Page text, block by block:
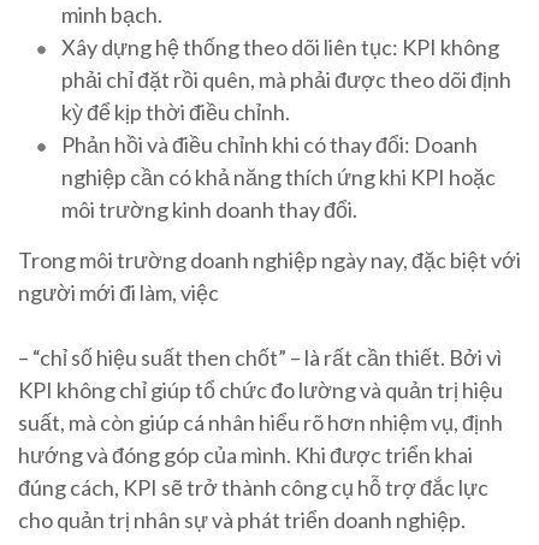
minh bạch.
Xây dựng hệ thống theo dõi liên tục: KPI không
phải chỉ đặt rồi quên, mà phải được theo dõi định
kỳ để kịp thời điều chỉnh.
Phản hồi và điều chỉnh khi có thay đổi: Doanh
nghiệp cần có khả năng thích ứng khi KPI hoặc
môi trường kinh doanh thay đổi.
Trong môi trường doanh nghiệp ngày nay, đặc biệt với
người mới đi làm, việc
– “chỉ số hiệu suất then chốt” – là rất cần thiết. Bởi vì
KPI không chỉ giúp tổ chức đo lường và quản trị hiệu
suất, mà còn giúp cá nhân hiểu rõ hơn nhiệm vụ, định
hướng và đóng góp của mình. Khi được triển khai
đúng cách, KPI sẽ trở thành công cụ hỗ trợ đắc lực
cho quản trị nhân sự và phát triển doanh nghiệp.